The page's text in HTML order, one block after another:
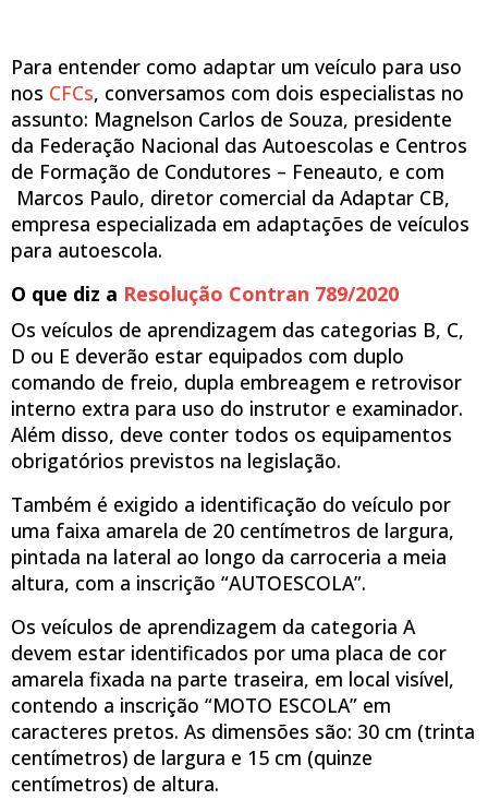
Para entender como adaptar um veículo para uso
nos CFCs, conversamos com dois especialistas no
assunto: Magnelson Carlos de Souza, presidente
da Federação Nacional das Autoescolas e Centros
de Formação de Condutores – Feneauto, e com
Marcos Paulo, diretor comercial da Adaptar CB,
empresa especializada em adaptações de veículos
para autoescola.
O que diz a Resolução Contran 789/2020
Os veículos de aprendizagem das categorias B, C,
D ou E deverão estar equipados com duplo
comando de freio, dupla embreagem e retrovisor
interno extra para uso do instrutor e examinador.
Além disso, deve conter todos os equipamentos
obrigatórios previstos na legislação.
Também é exigido a identificação do veículo por
uma faixa amarela de 20 centímetros de largura,
pintada na lateral ao longo da carroceria a meia
altura, com a inscrição “AUTOESCOLA”.
Os veículos de aprendizagem da categoria A
devem estar identificados por uma placa de cor
amarela fixada na parte traseira, em local visível,
contendo a inscrição “MOTO ESCOLA” em
caracteres pretos. As dimensões são: 30 cm (trinta
centímetros) de largura e 15 cm (quinze
centímetros) de altura.